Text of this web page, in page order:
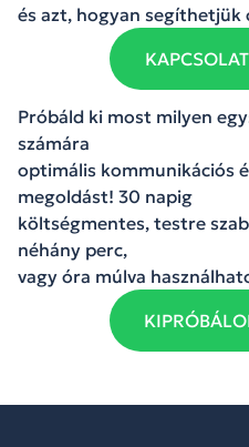
és azt, hogyan segíthetjük
Próbáld ki most milyen
számára
optimális kommunikációs
megoldást! 30 napig
költségmentes, testre
néhány perc,
vagy óra múlva